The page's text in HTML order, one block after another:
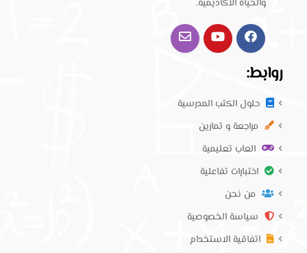
والحياة الأكاديمية.
روابط:
حلول الكتب المدرسية
مراجعة و تمارين
العاب تعليمية
اختبارات تفاعلية
من نحن
سياسة الخصوصية
اتفاقية الاستخدام